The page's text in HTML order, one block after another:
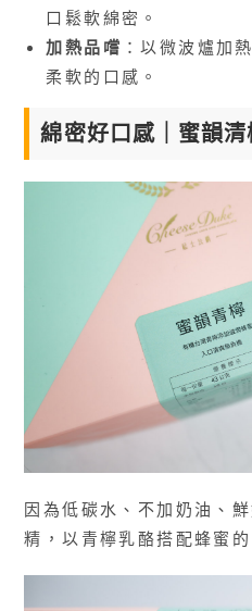
口鬆軟綿密。
加熱品嚐 ：以微波爐加
柔軟的口感。
綿密好口感｜蜜韻
因為低碳水、不加奶油、
精，以青檸乳酪搭配蜂蜜